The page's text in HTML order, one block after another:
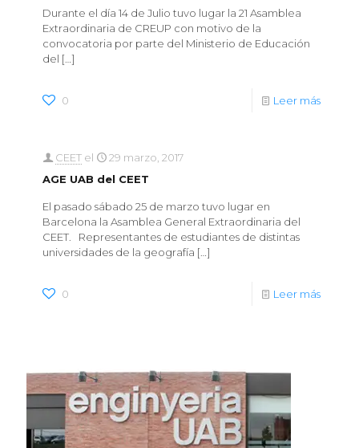
Durante el día 14 de Julio tuvo lugar la 21 Asamblea
Extraordinaria de CREUP con motivo de la
convocatoria por parte del Ministerio de Educación
del […]
0 Leer más
CEET el
29 marzo, 2017
AGE UAB del CEET
El pasado sábado 25 de marzo tuvo lugar en
Barcelona la Asamblea General Extraordinaria del
CEET. Representantes de estudiantes de distintas
universidades de la geografía […]
0 Leer más